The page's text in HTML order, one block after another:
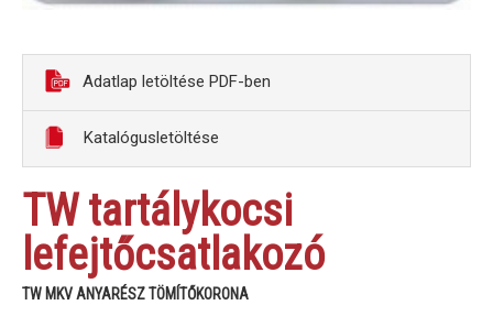
Adatlap letöltése PDF-ben
Katalógusletöltése
TW tartálykocsi
lefejtőcsatlakozó
TW MKV ANYARÉSZ TÖMÍTŐKORONA